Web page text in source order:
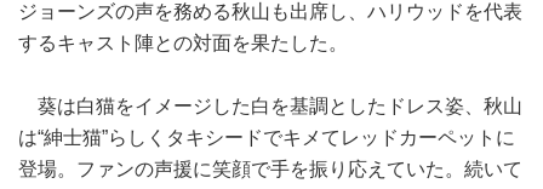
ジョーンズの声を務める秋山も出席し、ハリウッドを代表
するキャスト陣との対面を果たした。
葵は白猫をイメージした白を基調としたドレス姿、秋山
は“紳士猫”らしくタキシードでキメてレッドカーペットに
登場。ファンの声援に笑顔で手を振り応えていた。続いて